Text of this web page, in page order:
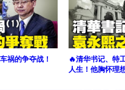
祸的争夺战！
🔥清华书记、特
人生！他胸怀理